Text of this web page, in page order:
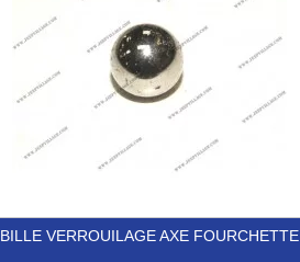
BILLE VERROUILAGE AXE FOURCHETTE